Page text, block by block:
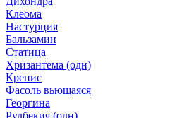
Клеома
Настурция
Бальзамин
Статица
Хризантема (одн)
Крепис
Фасоль вьющаяся
Георгина
Рудбекия (одн)